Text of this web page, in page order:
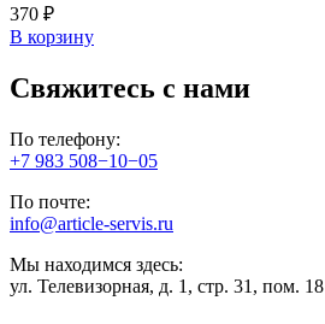
370 ₽
В корзину
Свяжитесь с нами
По телефону:
+7 983 508−10−05
По почте:
info@article-servis.ru
Мы находимся здесь:
ул. Телевизорная, д. 1, стр. 31, пом. 18